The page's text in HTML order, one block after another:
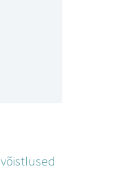
võistlused